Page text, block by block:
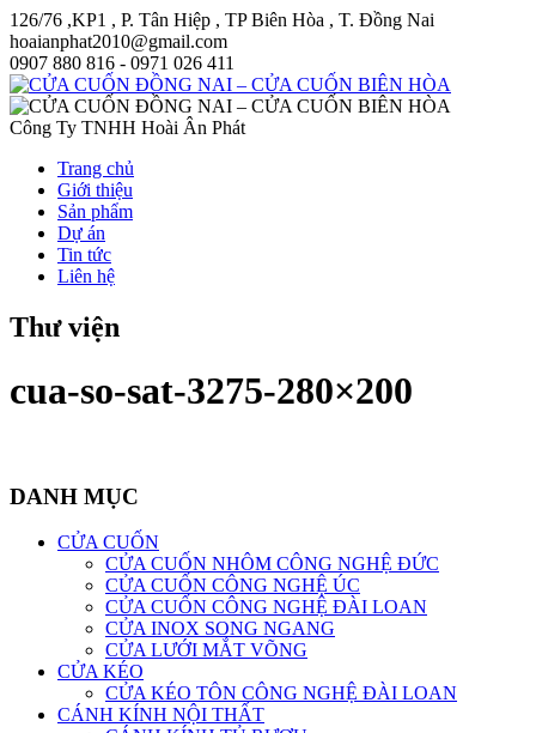
126/76 ,KP1 , P. Tân Hiệp , TP Biên Hòa , T. Đồng Nai
hoaianphat2010@gmail.com
0907 880 816 - 0971 026 411
Công Ty TNHH Hoài Ân Phát
Trang chủ
Giới thiệu
Sản phẩm
Dự án
Tin tức
Liên hệ
Thư viện
cua-so-sat-3275-280×200
DANH MỤC
CỬA CUỐN
CỬA CUỐN NHÔM CÔNG NGHỆ ĐỨC
CỬA CUỐN CÔNG NGHỆ ÚC
CỬA CUỐN CÔNG NGHỆ ĐÀI LOAN
CỬA INOX SONG NGANG
CỬA LƯỚI MẮT VÕNG
CỬA KÉO
CỬA KÉO TÔN CÔNG NGHỆ ĐÀI LOAN
CÁNH KÍNH NỘI THẤT